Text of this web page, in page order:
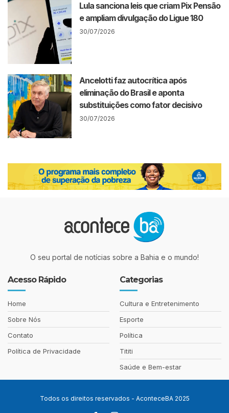
Lula sanciona leis que criam Pix Pensão
e ampliam divulgação do Ligue 180
30/07/2026
Ancelotti faz autocrítica após
eliminação do Brasil e aponta
substituições como fator decisivo
30/07/2026
O seu portal de notícias sobre a Bahia e o mundo!
Acesso Rápido
Home
Sobre Nós
Contato
Política de Privacidade
Categorias
Cultura e Entretenimento
Esporte
Política
Tititi
Saúde e Bem-estar
Todos os direitos reservados - AconteceBA 2025